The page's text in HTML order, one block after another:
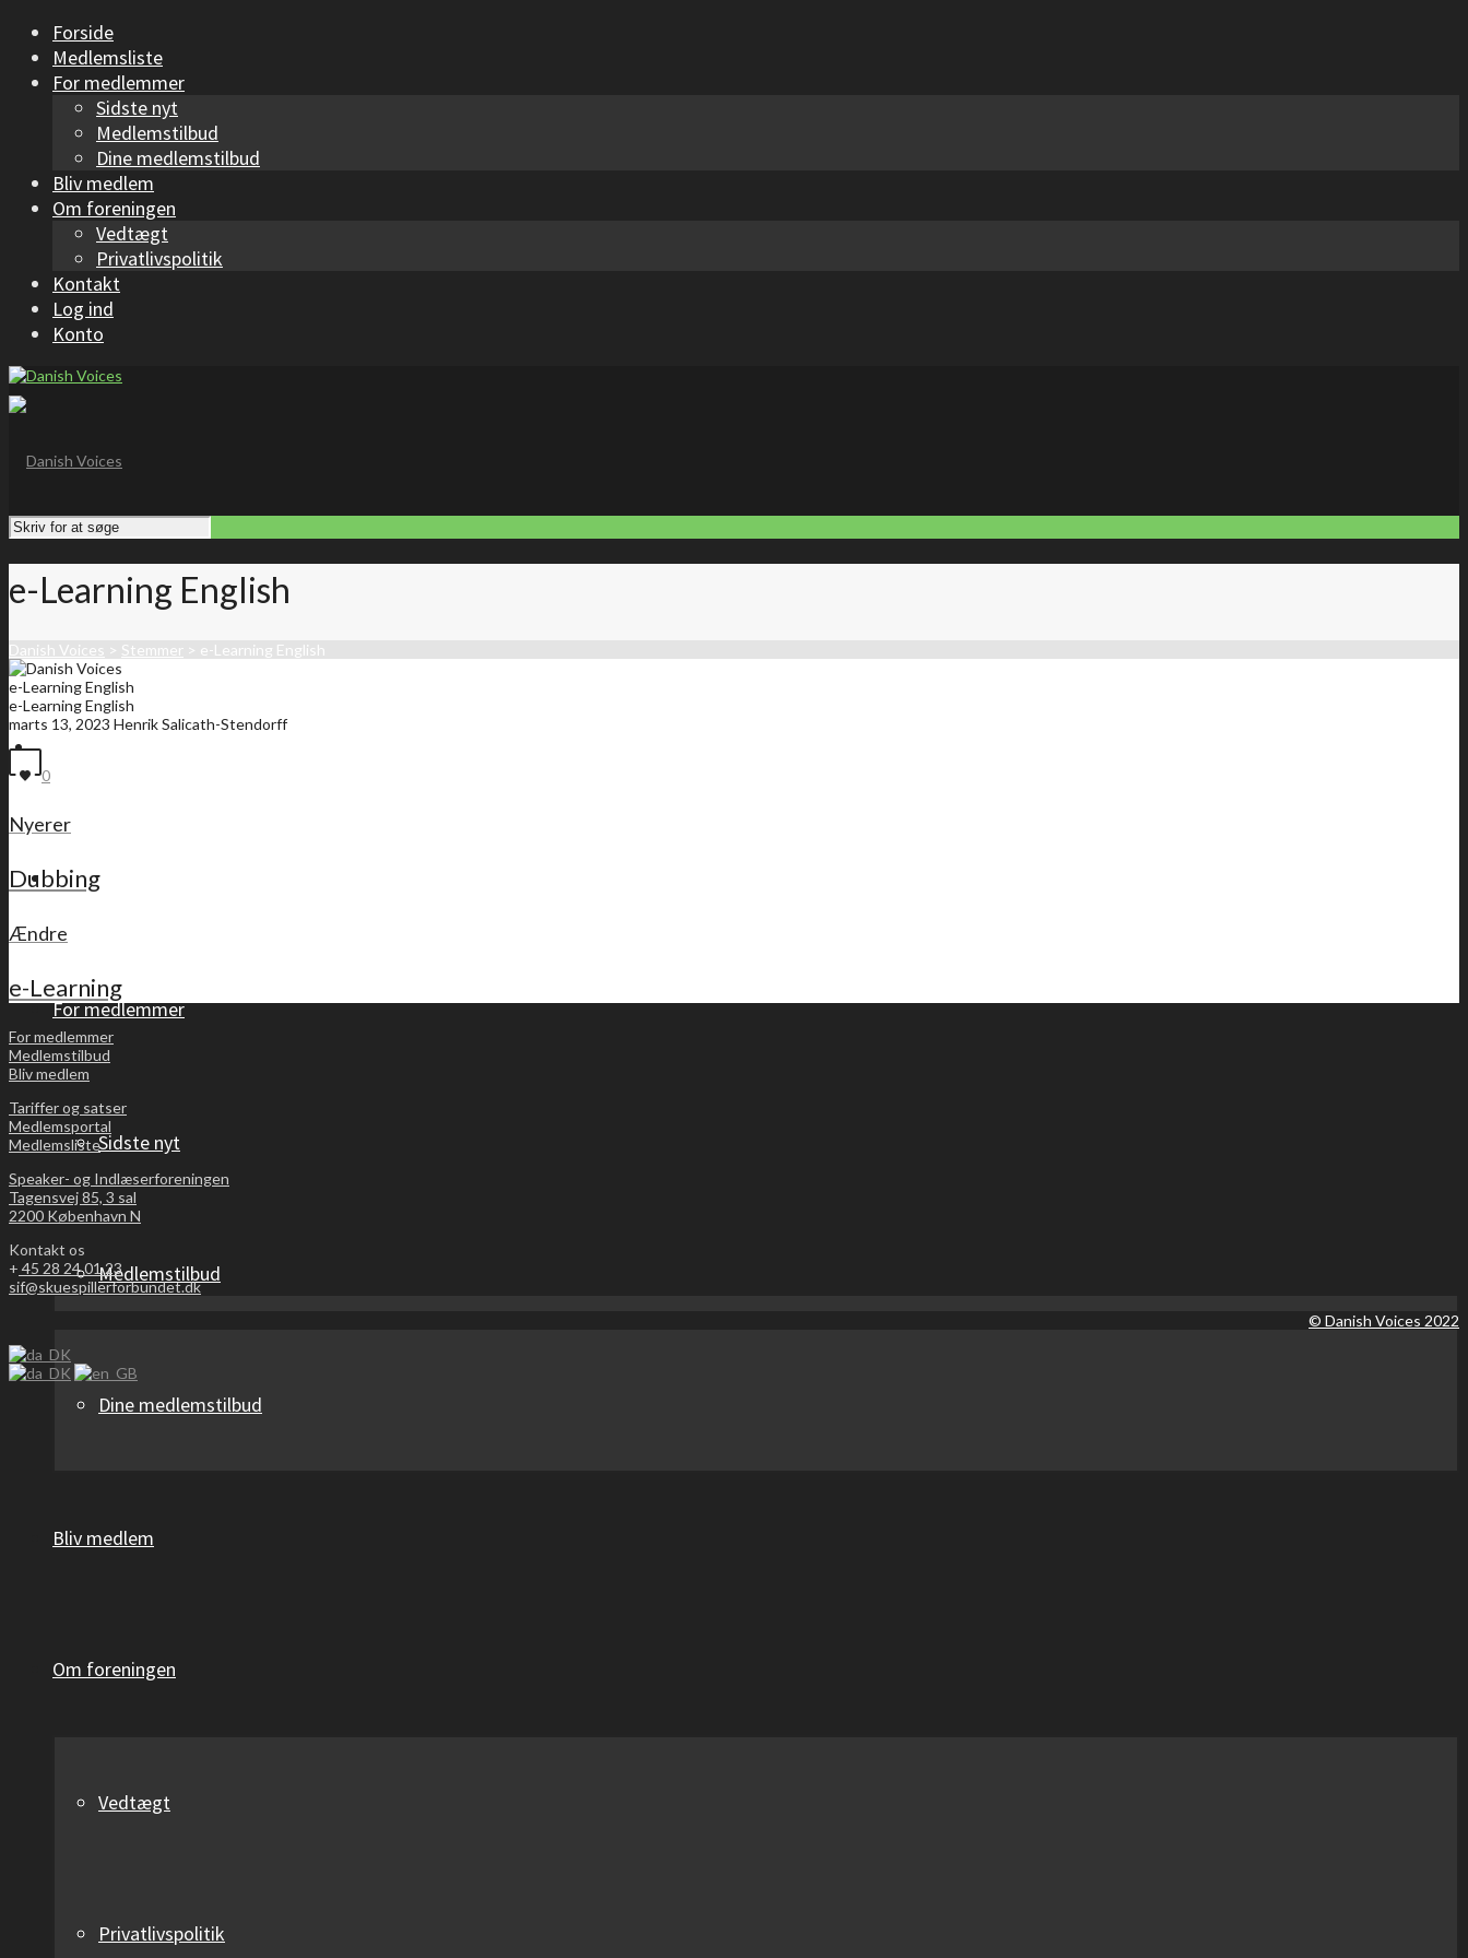
Forside
Medlemsliste
For medlemmer
Sidste nyt
Medlemstilbud
Dine medlemstilbud
Bliv medlem
Om foreningen
Vedtægt
Privatlivspolitik
Kontakt
Log ind
Konto
Forside
Medlemsliste
For medlemmer
Sidste nyt
Medlemstilbud
Dine medlemstilbud
Bliv medlem
Om foreningen
Vedtægt
Privatlivspolitik
e-Learning English
Danish Voices > Stemmer > e-Learning English
e-Learning English
e-Learning English
marts 13, 2023 Henrik Salicath-Stendorff
0
Nyerer
Dubbing
Ændre
e-Learning
For medlemmer
Medlemstilbud
Bliv medlem
Tariffer og satser
Medlemsportal
Medlemsliste
Speaker- og Indlæserforeningen
Tagensvej 85, 3 sal
2200 København N
Kontakt os
+ 45 28 24 01 23
sif@skuespillerforbundet.dk
© Danish Voices 2022